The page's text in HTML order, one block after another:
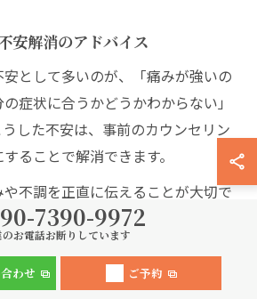
安解消のアドバイス
として多いのが、「痛みが強いの
症状に合うかどうかわからない」
した不安は、事前のカウンセリン
ることで解消できます。
不調を正直に伝えることが大切で
わず、利用者の体調や希望に合わせ
てもらえるため、安心して任せられ
7390-9972
のお電話お断りしています
わせ ご予約